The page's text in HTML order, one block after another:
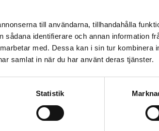
till användarna, tillhandahålla
identifierare och annan information
med. Dessa kan i sin tur kombinera
samlat in när du har använt deras tjänster.
Statistik